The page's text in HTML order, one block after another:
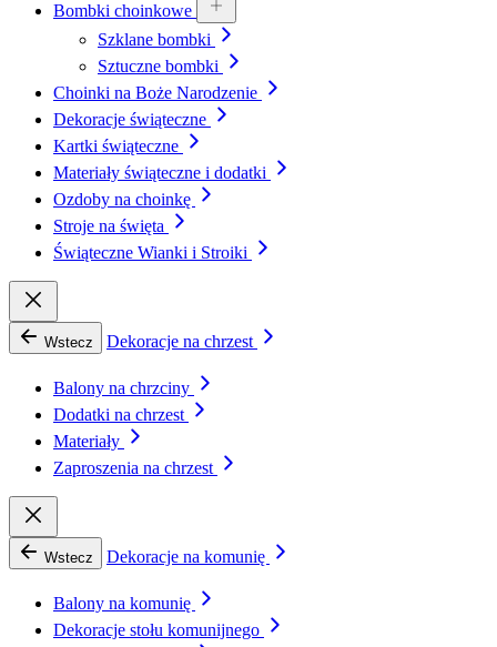
Bombki choinkowe
Szklane bombki
Sztuczne bombki
Choinki na Boże Narodzenie
Dekoracje świąteczne
Kartki świąteczne
Materiały świąteczne i dodatki
Ozdoby na choinkę
Stroje na święta
Świąteczne Wianki i Stroiki
Wstecz Dekoracje na chrzest
Balony na chrzciny
Dodatki na chrzest
Materiały
Zaproszenia na chrzest
Wstecz Dekoracje na komunię
Balony na komunię
Dekoracje stołu komunijnego